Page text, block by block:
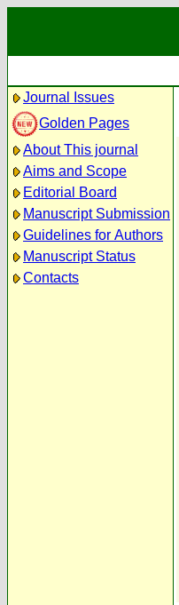
Journal Issues
Golden Pages
About This journal
Aims and Scope
Editorial Board
Manuscript Submission
Guidelines for Authors
Manuscript Status
Contacts